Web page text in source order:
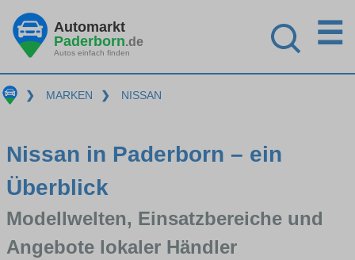
Automarkt
Paderborn.de
Autos einfach finden
☰
❯ MARKEN ❯ NISSAN
Nissan in Paderborn – ein
Überblick
Modellwelten, Einsatzbereiche und
Angebote lokaler Händler